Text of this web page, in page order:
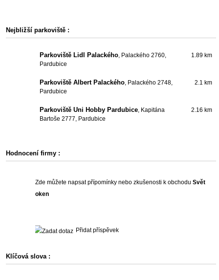
Nejbližší parkoviště :
Parkoviště Lidl Palackého, Palackého 2760,
Pardubice
1.89 km
Parkoviště Albert Palackého, Palackého 2748,
Pardubice
2.1 km
Parkoviště Uni Hobby Pardubice, Kapitána
Bartoše 2777, Pardubice
2.16 km
Hodnocení firmy :
Zde můžete napsat přípomínky nebo zkušenosti k obchoduSvět
oken
Přidat příspěvek
Klíčová slova :